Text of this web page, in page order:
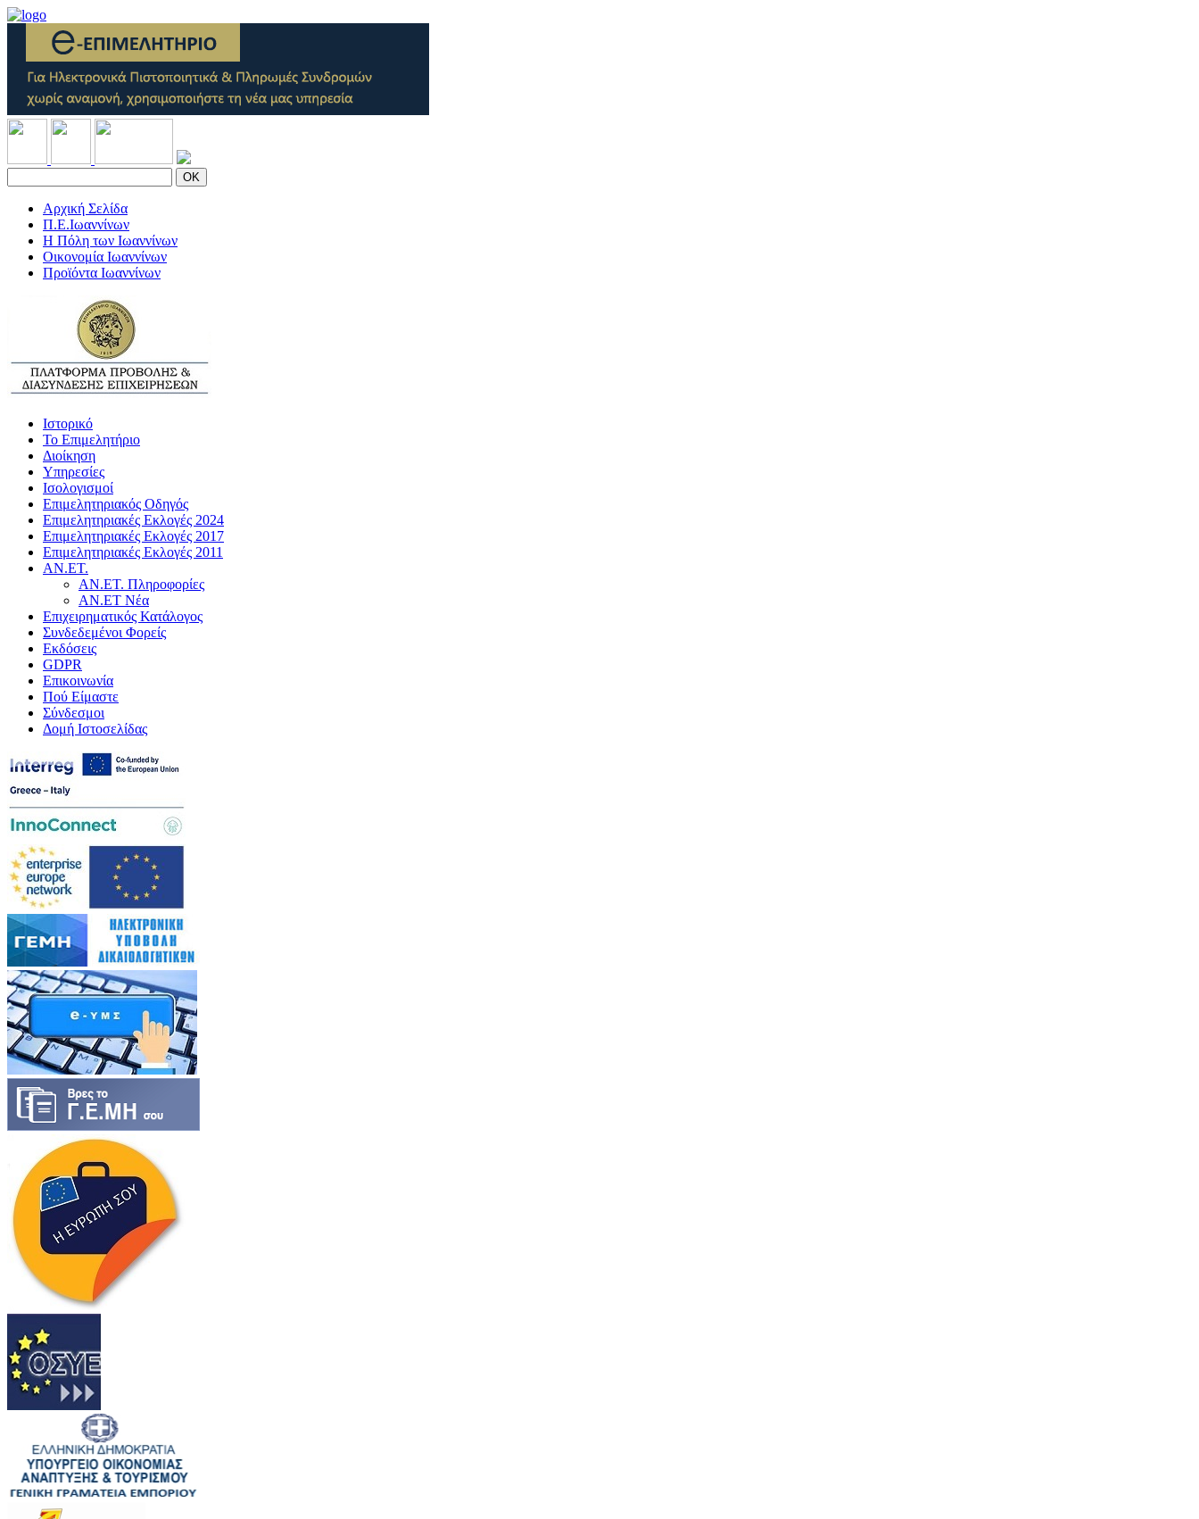
OK
Αρχική Σελίδα
Π.Ε.Ιωαννίνων
Η Πόλη των Ιωαννίνων
Οικονομία Ιωαννίνων
Προϊόντα Ιωαννίνων
Ιστορικό
Το Επιμελητήριο
Διοίκηση
Υπηρεσίες
Ισολογισμοί
Επιμελητηριακός Οδηγός
Επιμελητηριακές Εκλογές 2024
Επιμελητηριακές Εκλογές 2017
Επιμελητηριακές Εκλογές 2011
ΑΝ.ΕΤ.
ΑΝ.ΕΤ. Πληροφορίες
ΑΝ.ΕΤ Νέα
Επιχειρηματικός Κατάλογος
Συνδεδεμένοι Φορείς
Εκδόσεις
GDPR
Επικοινωνία
Πού Είμαστε
Σύνδεσμοι
Δομή Ιστοσελίδας